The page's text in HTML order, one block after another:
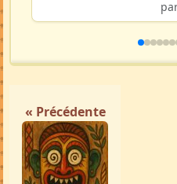
« Précédente